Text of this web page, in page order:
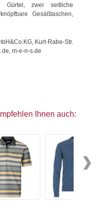
Gürtel, zwei seitliche
Gesäßtaschen,
Kurt-Rabe-Str.
m-e-n-s.de
Ihnen auch: